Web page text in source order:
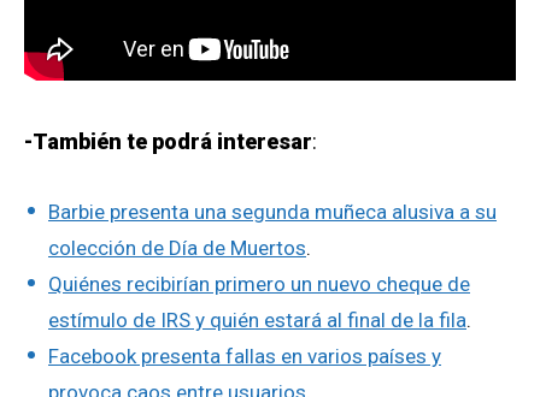
-También te podrá interesar:
Barbie presenta una segunda muñeca alusiva a su
colección de Día de Muertos.
Quiénes recibirían primero un nuevo cheque de
estímulo de IRS y quién estará al final de la fila.
Facebook presenta fallas en varios países y
provoca caos entre usuarios.